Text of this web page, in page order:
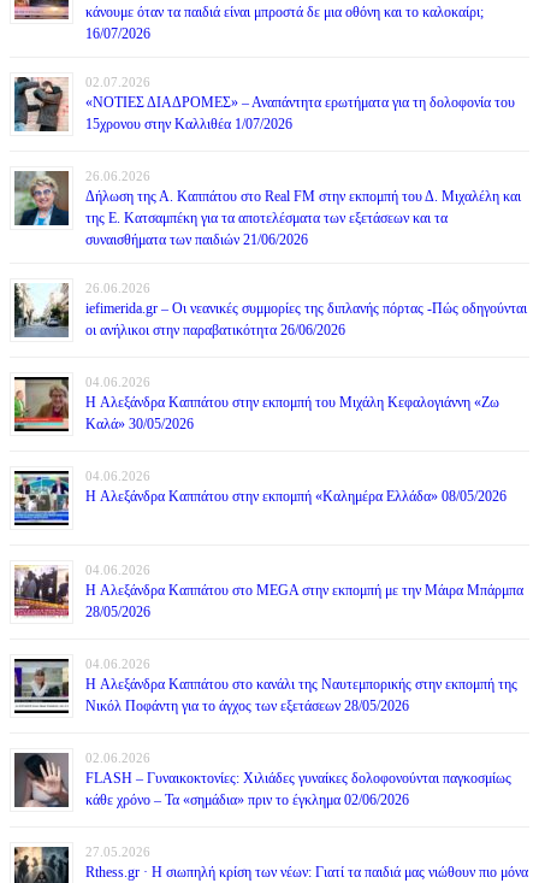
κάνουμε όταν τα παιδιά είναι μπροστά δε μια οθόνη και το καλοκαίρι;
16/07/2026
02.07.2026
«ΝΟΤΙΕΣ ΔΙΑΔΡΟΜΕΣ» – Αναπάντητα ερωτήματα για τη δολοφονία του
15χρονου στην Καλλιθέα 1/07/2026
26.06.2026
Δήλωση της Α. Καππάτου στο Real FM στην εκπομπή του Δ. Μιχαλέλη και
της Ε. Κατσαμπέκη για τα αποτελέσματα των εξετάσεων και τα
συναισθήματα των παιδιών 21/06/2026
26.06.2026
iefimerida.gr – Οι νεανικές συμμορίες της διπλανής πόρτας -Πώς οδηγούνται
οι ανήλικοι στην παραβατικότητα 26/06/2026
04.06.2026
H Αλεξάνδρα Καππάτου στην εκπομπή του Μιχάλη Κεφαλογιάννη «Ζω
Καλά» 30/05/2026
04.06.2026
H Αλεξάνδρα Καππάτου στην εκπομπή «Καλημέρα Ελλάδα» 08/05/2026
04.06.2026
H Αλεξάνδρα Καππάτου στο MEGA στην εκπομπή με την Μάιρα Mπάρμπα
28/05/2026
04.06.2026
H Αλεξάνδρα Καππάτου στο κανάλι της Ναυτεμπορικής στην εκπομπή της
Νικόλ Ποφάντη για το άγχος των εξετάσεων 28/05/2026
02.06.2026
FLASH – Γυναικοκτονίες: Χιλιάδες γυναίκες δολοφονούνται παγκοσμίως
κάθε χρόνο – Τα «σημάδια» πριν το έγκλημα 02/06/2026
27.05.2026
Rthess.gr · Η σιωπηλή κρίση των νέων: Γιατί τα παιδιά μας νιώθουν πιο μόνα